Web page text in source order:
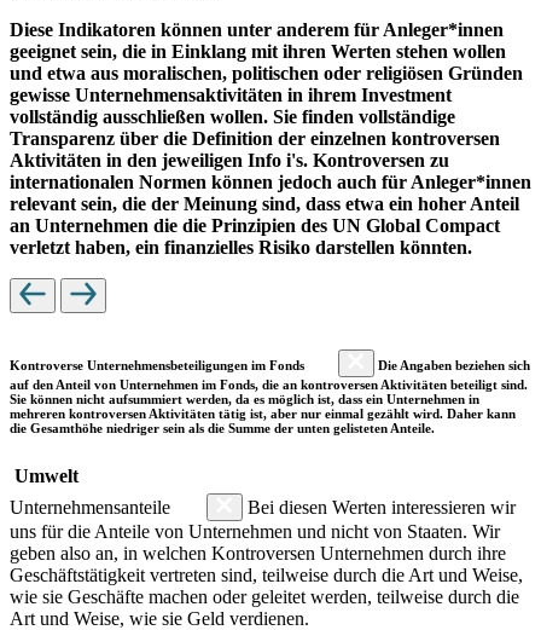
Diese Indikatoren können unter anderem für Anleger*innen
geeignet sein, die in Einklang mit ihren Werten stehen wollen
und etwa aus moralischen, politischen oder religiösen Gründen
gewisse Unternehmensaktivitäten in ihrem Investment
vollständig ausschließen wollen. Sie finden vollständige
Transparenz über die Definition der einzelnen kontroversen
Aktivitäten in den jeweiligen Info i's. Kontroversen zu
internationalen Normen können jedoch auch für Anleger*innen
relevant sein, die der Meinung sind, dass etwa ein hoher Anteil
an Unternehmen die die Prinzipien des UN Global Compact
verletzt haben, ein finanzielles Risiko darstellen könnten.
Kontroverse Unternehmensbeteiligungen im Fonds
Die Angaben beziehen sich
auf den Anteil von Unternehmen im Fonds, die an kontroversen Aktivitäten beteiligt sind.
Sie können nicht aufsummiert werden, da es möglich ist, dass ein Unternehmen in
mehreren kontroversen Aktivitäten tätig ist, aber nur einmal gezählt wird. Daher kann
die Gesamthöhe niedriger sein als die Summe der unten gelisteten Anteile.
Umwelt
Unternehmensanteile
Bei diesen Werten interessieren wir
uns für die Anteile von Unternehmen und nicht von Staaten. Wir
geben also an, in welchen Kontroversen Unternehmen durch ihre
Geschäftstätigkeit vertreten sind, teilweise durch die Art und Weise,
wie sie Geschäfte machen oder geleitet werden, teilweise durch die
Art und Weise, wie sie Geld verdienen.